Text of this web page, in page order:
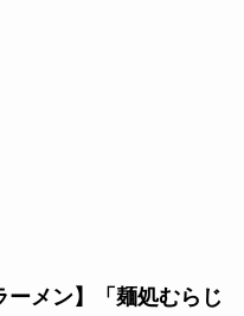
ーメン】「麺処むらじ